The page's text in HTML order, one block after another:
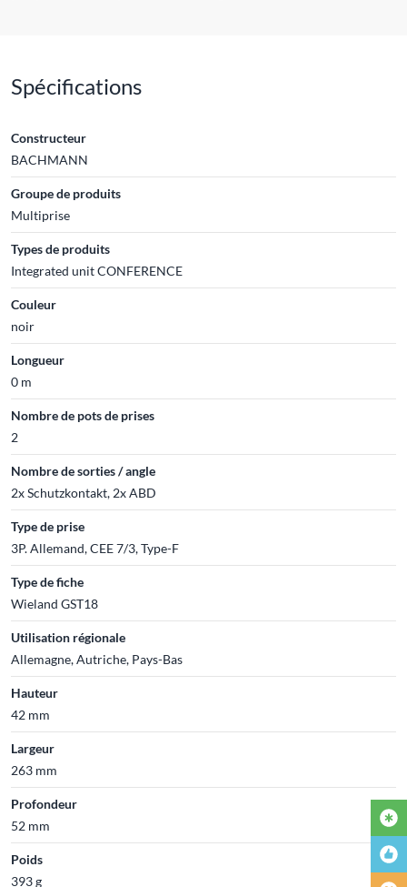
Spécifications
Constructeur
BACHMANN
Groupe de produits
Multiprise
Types de produits
Integrated unit CONFERENCE
Couleur
noir
Longueur
0 m
Nombre de pots de prises
2
Nombre de sorties / angle
2x Schutzkontakt, 2x ABD
Type de prise
3P. Allemand, CEE 7/3, Type-F
Type de fiche
Wieland GST18
Utilisation régionale
Allemagne, Autriche, Pays-Bas
Hauteur
42 mm
Largeur
263 mm
Profondeur
52 mm
Poids
393 g